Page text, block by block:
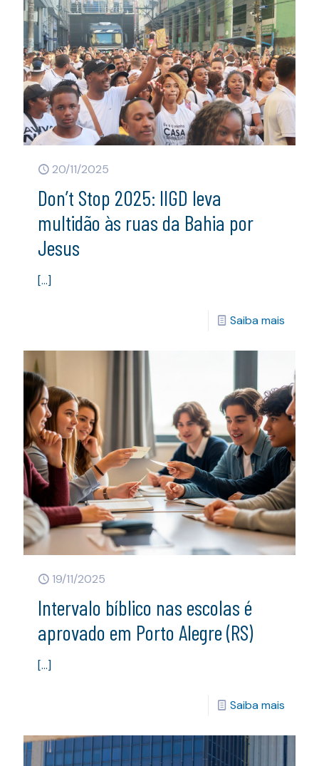
20/11/2025
Don’t Stop 2025: IIGD leva
multidão às ruas da Bahia por
Jesus
[…]
Saiba mais
19/11/2025
Intervalo bíblico nas escolas é
aprovado em Porto Alegre (RS)
[…]
Saiba mais